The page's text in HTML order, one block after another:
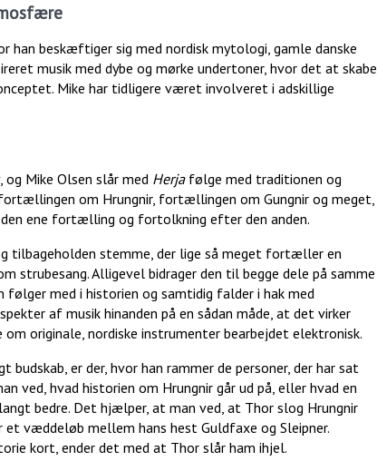
han beskæftiger sig med nordisk mytologi, gamle danske
musik med dybe og mørke undertoner, hvor det at skabe
Mike har tidligere været involveret i adskillige
Mike Olsen slår med Herja følge med traditionen og
om Hrungnir, fortællingen om Gungnir og meget,
ene fortælling og fortolkning efter den anden.
tilbageholden stemme, der lige så meget fortæller en
strubesang. Alligevel bidrager den til begge dele på samme
med i historien og samtidig falder i hak med
af musik hinanden på en sådan måde, at det virker
originale, nordiske instrumenter bearbejdet elektronisk.
er der, hvor han rammer de personer, der har sat
ved, hvad historien om Hrungnir går ud på, eller hvad en
bedre. Det hjælper, at man ved, at Thor slog Hrungnir
væddeløb mellem hans hest Guldfaxe og Sleipner.
kort, ender det med at Thor slår ham ihjel.